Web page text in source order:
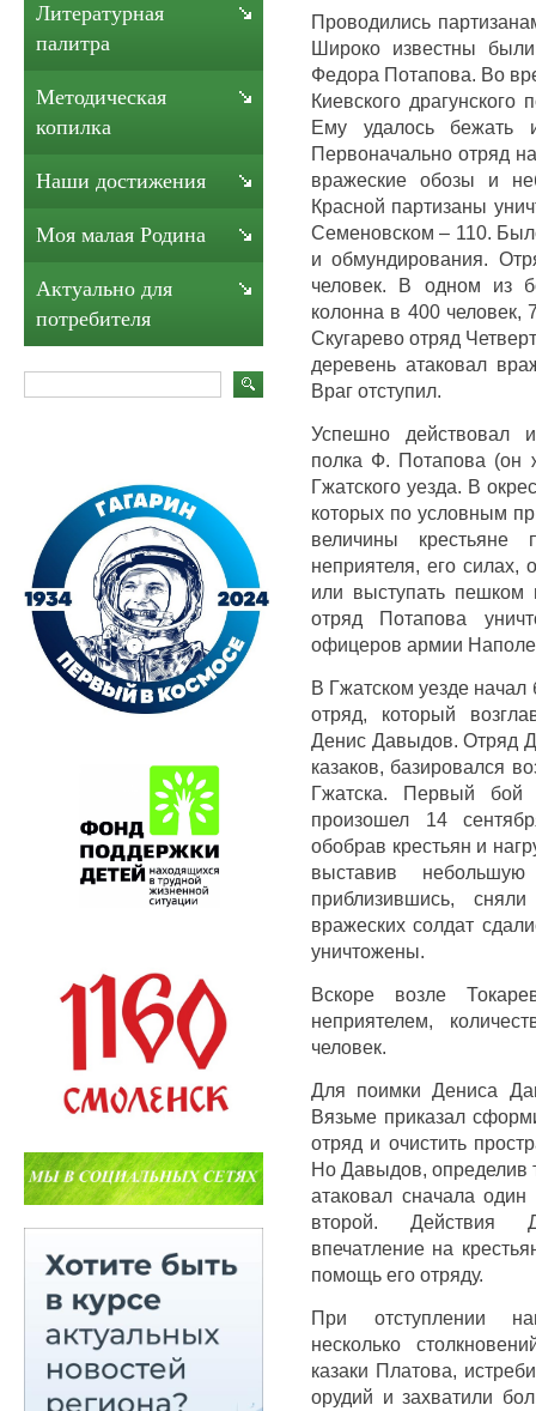
Проводились
Широко известны
Федора Потапова. Во
Киевского
Ему удалось бежать
Первоначально отряд
вражеские обозы и
Красной партизаны
Семеновском – 110.
и обмундирования.
человек. В одном из
колонна в 400 человек,
Скугарево отряд
деревень атаковал
Враг отступил.
Успешно действовал и
полка Ф. Потапова (он
Гжатского уезда. В
которых по условным
величины крестьяне
неприятеля, его силах,
или выступать пешком
отряд Потапова
офицеров армии
В Гжатском уезде
отряд, который
Денис Давыдов. Отряд
казаков, базировался
Гжатска. Первый
произошел 14
обобрав крестьян и
выставив
приблизившись,
вражеских солдат
уничтожены.
Вскоре возле
неприятелем,
человек.
Для поимки Дениса
Вязьме приказал
отряд и очистить
Но Давыдов, определив
атаковал сначала
второй. Действия
впечатление на
помощь его отряду.
При отступлении
несколько
казаки Платова,
орудий и захватили
Литературная
палитра
Методическая
копилка
Наши достижения
Моя малая Родина
Актуально для
потребителя